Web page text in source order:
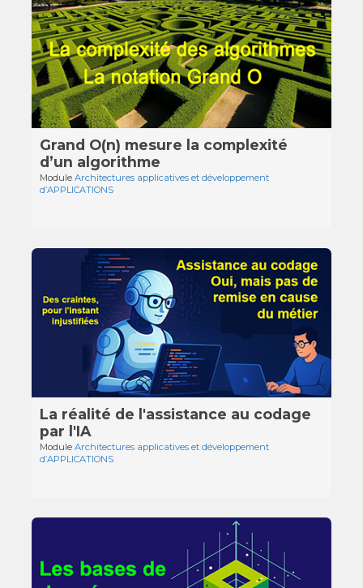
Grand O(n) mesure la complexité
d’un algorithme
ModuleArchitectures applicatives et développement
d’APPLICATIONS
La réalité de l'assistance au codage
par l'IA
ModuleArchitectures applicatives et développement
d’APPLICATIONS